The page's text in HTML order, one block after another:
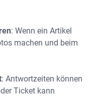
: Wenn ein Artikel
machen und beim
: Antwortzeiten können
Ticket kann